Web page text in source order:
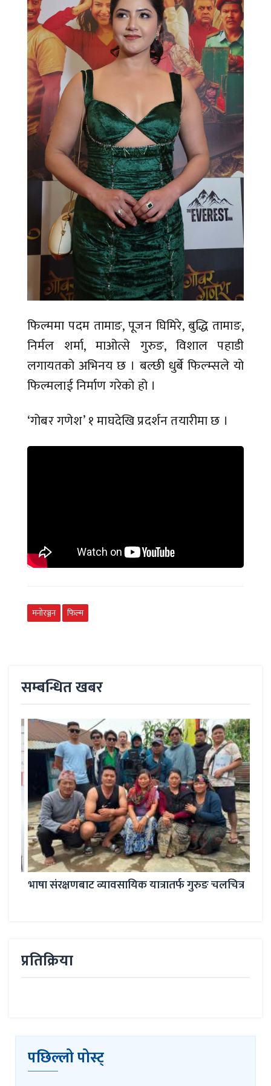
फिल्ममा पदम तामाङ, पूजन घिमिरे, बुद्धि तामाङ,
निर्मल शर्मा, माओत्से गुरुङ, विशाल पहाडी
लगायतको अभिनय छ । बल्छी धुर्बे फिल्म्सले यो
फिल्मलाई निर्माण गरेको हो ।
‘गोबर गणेश’ १ माघदेखि प्रदर्शन तयारीमा छ ।
मनोरञ्जन फिल्म
सम्बन्धित खबर
भाषा संरक्षणबाट व्यावसायिक यात्रातर्फ गुरुङ चलचित्र
प्रतिक्रिया
पछिल्लो पोस्ट्